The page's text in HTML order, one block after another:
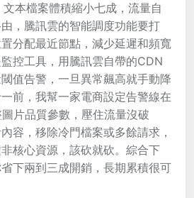
本檔案體積縮小七成，流量自
，騰訊雲的智能調度功能要打
分配最近節點，減少延遲和頻寬
控工具，用騰訊雲自帶的CDN
值告警，一旦異常飆高就手動降
前，我幫一家電商設定告警線在
片品質參數，壓住流量沒破
容，移除冷門檔案或多餘請求，
核心資源，該砍就砍。綜合下
下兩到三成開銷，長期累積很可